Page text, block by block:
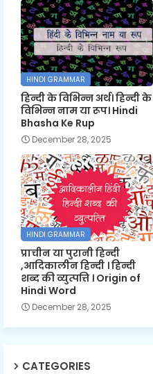
HINDI GRAMMAR
हिन्दी के विभिन्न अर्थ। हिन्दी के
विभिन्न नाम या रूप। Hindi
Bhasha Ke Rup
December 28, 2025
HINDI GRAMMAR
प्राचीन या पुरानी हिन्दी
,आदिकालीन हिन्दी । हिन्दी
शब्द की व्युत्पत्ति । Origin of
Hindi Word
December 28, 2025
CATEGORIES